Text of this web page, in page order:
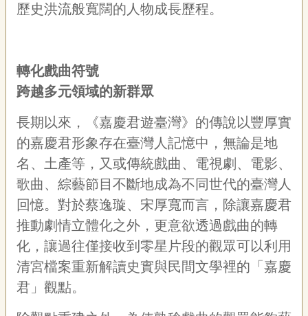
歷史洪流般寬闊的人物成長歷程。
轉化戲曲符號
跨越多元領域的新群眾
長期以來，《嘉慶君遊臺灣》的傳說以豐厚實
的嘉慶君形象存在臺灣人記憶中，無論是地
名、土產等，又或傳統戲曲、電視劇、電影、
歌曲、綜藝節目不斷地成為不同世代的臺灣人
回憶。對於蔡逸璇、宋厚寬而言，除讓嘉慶君
推動劇情立體化之外，更意欲透過戲曲的轉
化，讓過往僅接收到零星片段的觀眾可以利用
清宮檔案重新解讀史實與民間文學裡的「嘉慶
君」觀點。